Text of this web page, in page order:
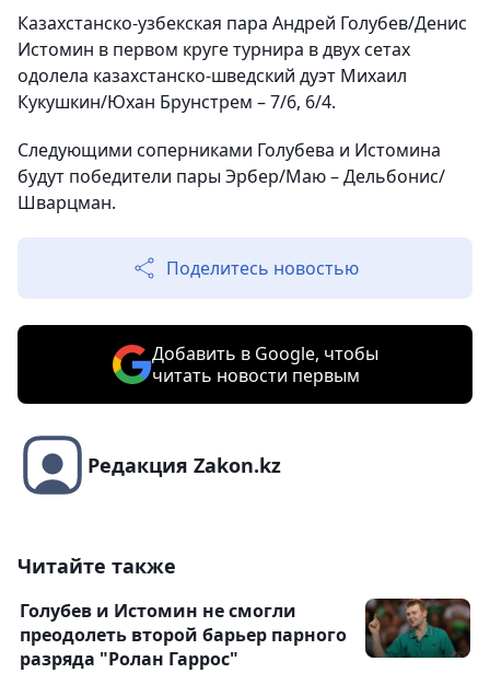
Казахстанско-узбекская пара Андрей Голубев/Денис
Истомин в первом круге турнира в двух сетах
одолела казахстанско-шведский дуэт Михаил
Кукушкин/Юхан Брунстрем – 7/6, 6/4.
Следующими соперниками Голубева и Истомина
будут победители пары Эрбер/Маю – Дельбонис/
Шварцман.
Поделитесь новостью
Добавить в Google, чтобы
читать новости первым
Редакция Zakon.kz
Читайте также
Голубев и Истомин не смогли
преодолеть второй барьер парного
разряда "Ролан Гаррос"